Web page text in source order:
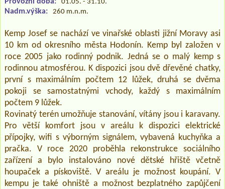
01.05. - 31.10.
Nadm.výška: 260 m.n.m.
Kemp Josef se nachází ve vinařské oblasti jižní Moravy asi
10 km od okresního města Hodonín. Kemp byl založen v
roce 2005 jako rodinný podnik. Jedná se o malý kemp s
rodinnou atmosférou. K dispozici jsou dvě dřevěné chatky,
první s maximálním počtem 12 lůžek, druhá se dvěma
pokoji se samostatnými vchody, každý s maximálním
počtem 9 lůžek.
Rovinatý terén umožňuje stanování, vítány jsou i karavany.
Pro větší komfort jsou v areálu k dispozici elektrické
přípojky, wifi s výborným signálem, vybavená kuchyňka a
pračka. V roce 2020 proběhla rekonstrukce sociálního
zařízení a bylo instalováno nové dětské hřiště včetně
houpaček a pískoviště. V areálu je možnost koupání. V
kempu je také ohniště a možnost bezplatného zapůjčení